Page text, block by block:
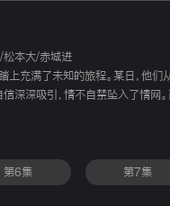
/松本大/赤城进
充满了未知的旅程。某日，他
深深吸引，情不自禁坠入了情
第6集 第7集